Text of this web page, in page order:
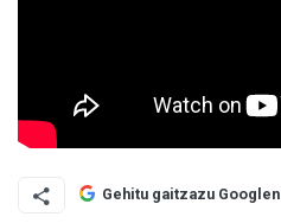
Gehitu gaitzazu Googlen